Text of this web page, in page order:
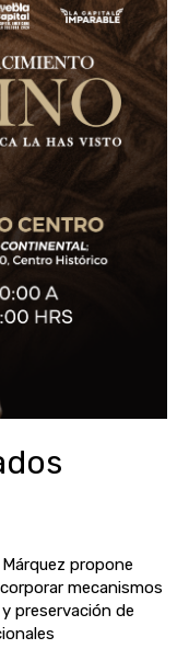
propone
mecanismos
preservación de